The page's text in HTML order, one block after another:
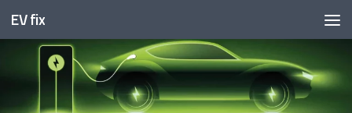
Skip to content
EV fix